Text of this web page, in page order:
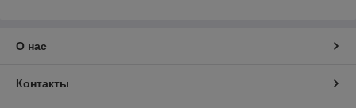
О нас
Контакты